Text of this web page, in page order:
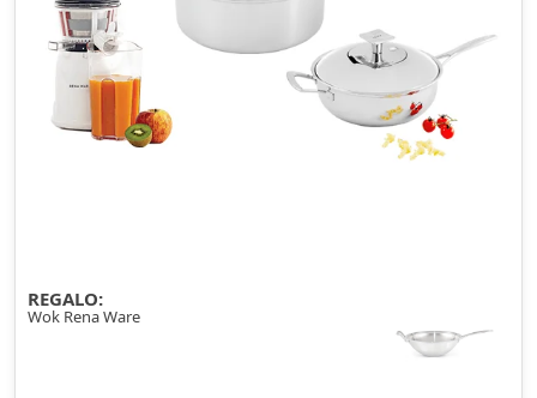
REGALO:
Wok Rena Ware